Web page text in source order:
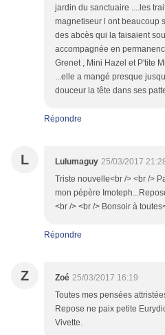
jardin du sanctuaire ....les
magnetiseur l ont beaucoup
des abcès qui la faisaient
accompagnée en
Grenet , Mini Hazel et P'tite
...elle a mangé presque
douceur la tête dans ses
Répondre
L Lulumaguy 25/03/2017
Triste nouvelle<br /> <br />
mon pépère
<br /> <br /> Bonsoir à
Répondre
Z Zoé 25/03/2017 16:19
Toutes mes pensées
Repose ne paix petite
Vivette.